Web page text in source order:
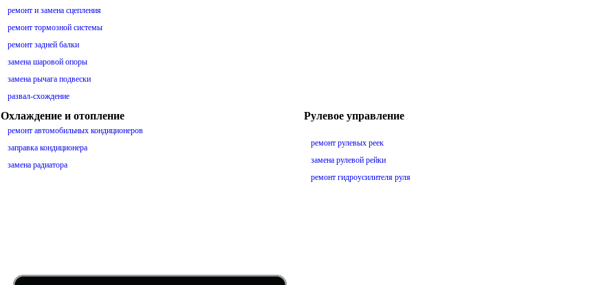
ремонт и замена сцепления
ремонт тормозной системы
ремонт задней балки
замена шаровой опоры
замена рычага подвески
развал-схождение
Охлаждение и отопление
ремонт автомобильных кондиционеров
заправка кондиционера
замена радиатора
Рулевое управление
ремонт рулевых реек
замена рулевой рейки
ремонт гидроусилителя руля